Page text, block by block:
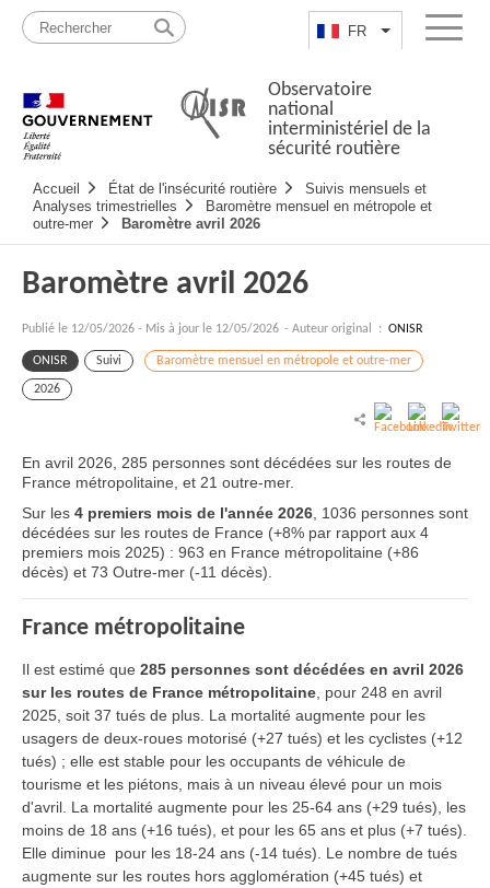
Passer
contenu
FR Lister lesMenu
Observatoire
national
interministériel de la
sécurité routière
principale
Accueil État de l'insécurité routière
Suivis mensuels et
Analyses trimestrielles
Baromètre mensuel en métropole et
outre-mer
Baromètre avril 2026
Baromètre avril 2026
Publié le 12/05/2026 - Mis à jour le 12/05/2026 - Auteur original : ONISR
ONISR Suivi Baromètre mensuel en métropole et outre-mer
2026
En avril 2026, 285 personnes sont décédées sur les routes de
France métropolitaine, et 21 outre-mer.
Sur les 4 premiers mois de l'année 2026 , 1036 personnes sont
décédées sur les routes de France (+8% par rapport aux 4
premiers mois 2025) : 963 en France métropolitaine (+86
décès) et 73 Outre-mer (-11 décès).
France métropolitaine
Il est estimé que 285 personnes sont décédées en avril 2026
sur les routes de France métropolitaine , pour 248 en avril
2025, soit 37 tués de plus. La mortalité augmente pour les
usagers de deux-roues motorisé (+27 tués) et les cyclistes (+12
tués) ; elle est stable pour les occupants de véhicule de
tourisme et les piétons, mais à un niveau élevé pour un mois
d'avril. La mortalité augmente pour les 25-64 ans (+29 tués), les
moins de 18 ans (+16 tués), et pour les 65 ans et plus (+7 tués).
Elle diminue pour les 18-24 ans (-14 tués). Le nombre de tués
augmente sur les routes hors agglomération (+45 tués) et